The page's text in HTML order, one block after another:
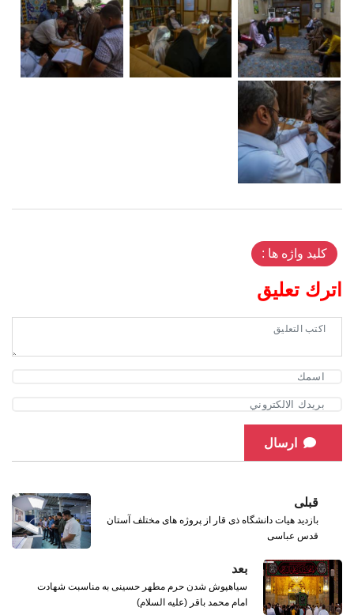
کلید واژه ها :
اترك تعليق
ارسال
قبلی
بازدید هیات دانشگاه ذی قار از پروژه های مختلف آستان
قدس عباسی
بعد
سیاهپوش شدن حرم مطهر حسینی به مناسبت شهادت
امام محمد باقر (علیه السلام)